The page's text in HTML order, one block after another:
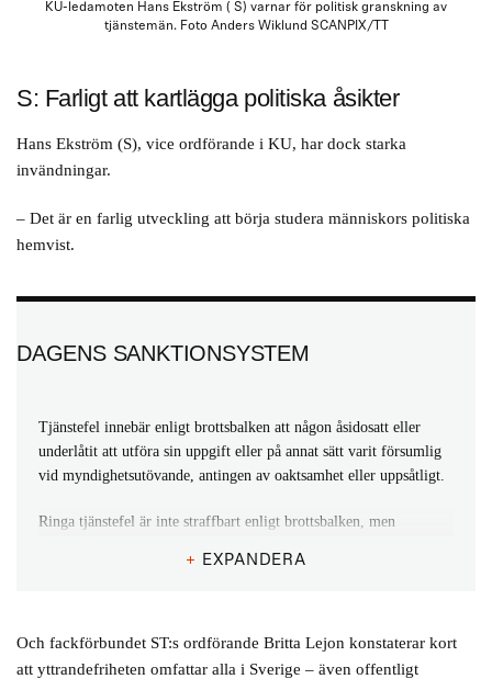
KU-ledamoten Hans Ekström ( S) varnar för politisk granskning av
tjänstemän. Foto Anders Wiklund SCANPIX/TT
S: Farligt att kartlägga politiska åsikter
Hans Ekström (S), vice ordförande i KU, har dock starka
invändningar.
– Det är en farlig utveckling att börja studera människors politiska
hemvist.
DAGENS SANKTIONSYSTEM
Tjänstefel innebär enligt brottsbalken att någon åsidosatt eller
underlåtit att utföra sin uppgift eller på annat sätt varit försumlig
vid myndighetsutövande, antingen av oaktsamhet eller uppsåtligt.
Ringa tjänstefel är inte straffbart enligt brottsbalken, men
domstol. Straffet kan bli böter eller fängelse i högst två år för
Många myndigheter har också personalansvarsnämnder som kan
+ EXPANDERA
Och fackförbundet ST:s ordförande Britta Lejon konstaterar kort
att yttrandefriheten omfattar alla i Sverige – även offentligt